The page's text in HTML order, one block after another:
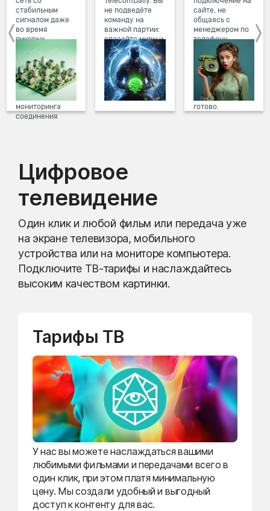
стабильным
сигналом даже
во время
пиковых
нагрузок в
вечернее время.
Мы постоянно
обновляем наше
оборудование в
домах, а система
мониторинга
соединения
не подведёте
команду на
важной партии:
спасайте миры и
побеждайте с
друзьями в
онлайн-играх.
сайте, не
общаясь с
менеджером по
телефону.
Просто в три
клика заполните
форму заявки на
сайте, выберите
дату и время
подключения,
готово.
Цифровое
телевидение
Один клик и любой фильм или передача уже
на экране телевизора, мобильного
устройства или на мониторе компьютера.
Подключите ТВ-тарифы и наслаждайтесь
высоким качеством картинки.
Тарифы ТВ
У нас вы можете наслаждаться вашими
любимыми фильмами и передачами всего в
один клик, при этом платя минимальную
цену. Мы создали удобный и выгодный
доступ к контенту для вас.